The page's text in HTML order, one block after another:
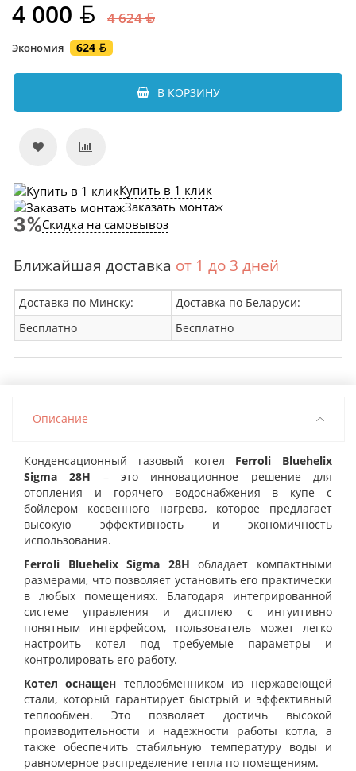
4 000 4 624
Экономия 624
В КОРЗИНУ
Купить в 1 клик
Заказать монтаж
Скидка на самовывоз
Ближайшая доставка от 1 до 3 дней
Доставка по Минску:
Доставка по Беларуси:
Бесплатно
Бесплатно
Описание
Конденсационный газовый котел Ferroli Bluehelix
Sigma 28H – это инновационное решение для
отопления и горячего водоснабжения в купе с
бойлером косвенного нагрева, которое предлагает
высокую эффективность и экономичность
использования.
Ferroli Bluehelix Sigma 28Hобладает компактными
размерами, что позволяет установить его практически
в любых помещениях. Благодаря интегрированной
системе управления и дисплею с интуитивно
понятным интерфейсом, пользователь может легко
настроить котел под требуемые параметры и
контролировать его работу.
Котел оснащен теплообменником из нержавеющей
стали, который гарантирует быстрый и эффективный
теплообмен. Это позволяет достичь высокой
производительности и надежности работы котла, а
также обеспечить стабильную температуру воды и
равномерное распределение тепла по помещениям.